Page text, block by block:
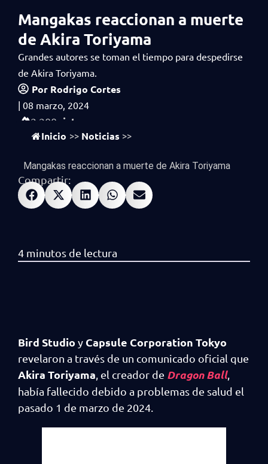
Mangakas reaccionan a muerte
de Akira Toriyama
Grandes autores se toman el tiempo para despedirse
de Akira Toriyama.
Por Rodrigo Cortes
| 08 marzo, 2024
2,200 vistas
Inicio >> Noticias >>
Mangakas reaccionan a muerte de Akira Toriyama
Compartir:
Bird Studio y Capsule Corporation Tokyo
revelaron a través de un comunicado oficial que
Akira Toriyama , el creador de Dragon Ball,
había fallecido debido a problemas de salud el
pasado 1 de marzo de 2024.